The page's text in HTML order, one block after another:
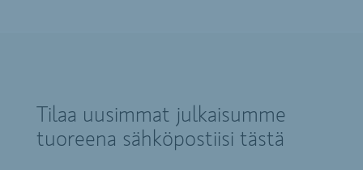
Tilaa uusimmat julkaisumme
tuoreena sähköpostiisi tästä